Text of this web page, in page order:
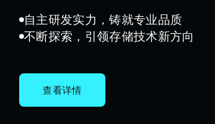
自主研发实力，铸就专业品质
不断探索，引领存储技术新方向
查看详情